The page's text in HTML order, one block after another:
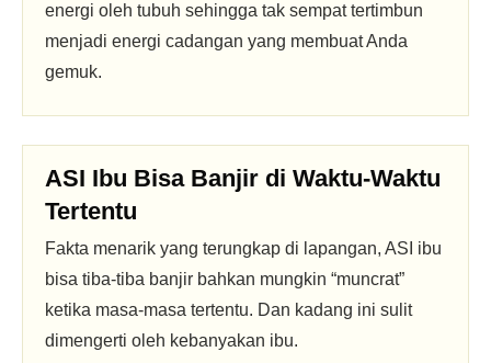
energi oleh tubuh sehingga tak sempat tertimbun
menjadi energi cadangan yang membuat Anda
gemuk.
ASI Ibu Bisa Banjir di Waktu-Waktu
Tertentu
Fakta menarik yang terungkap di lapangan, ASI ibu
bisa tiba-tiba banjir bahkan mungkin “muncrat”
ketika masa-masa tertentu. Dan kadang ini sulit
dimengerti oleh kebanyakan ibu.